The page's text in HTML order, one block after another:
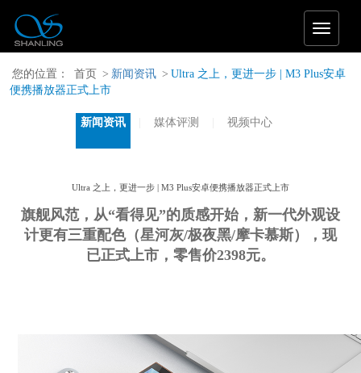
T
o
g
a
t
i
您的位置： 首页 > 新闻资讯 > Ultra 之上，更进一步 | M3 Plus安卓
便携播放器正式上市
新闻资讯 媒体评测 视频中心
Ultra 之上，更进一步 | M3 Plus安卓便携播放器正式上市
旗舰风范，从“看得见”的质感开始， 新一代外观设
计更有三重配色（星河灰/极夜黑/摩卡慕斯），现
已正式上市，零售价2398元。